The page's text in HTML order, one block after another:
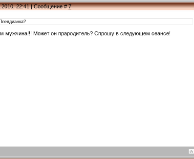
22:41 | Сообщение #7
мужчина!!! Может он прародитель? Спрошу в следующем сеансе!